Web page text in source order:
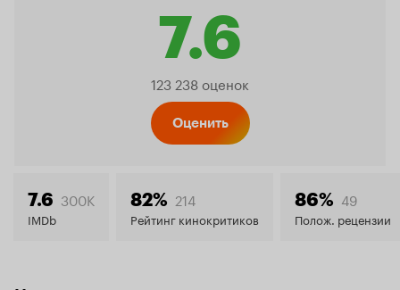
7.6
Рейтинг
7.6
123 238 оценок
Оценить
7.6 300K
IMDb
82% 214
Рейтинг кинокритиков
86% 49
Полож. рецензии